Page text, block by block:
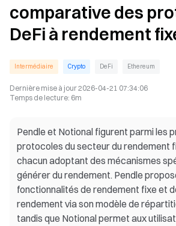
comparative des
DeFi à rendement
Intermédiaire Crypto DeFi Ethereum
Dernière mise à jour2026-04-21 07:34:06
Temps de lecture: 6m
Pendle et Notional figurent parmi les
protocoles du secteur du rendement
chacun adoptant des mécanismes
générer du rendement. Pendle
fonctionnalités de rendement fixe et
rendement via son modèle de
tandis que Notional permet aux